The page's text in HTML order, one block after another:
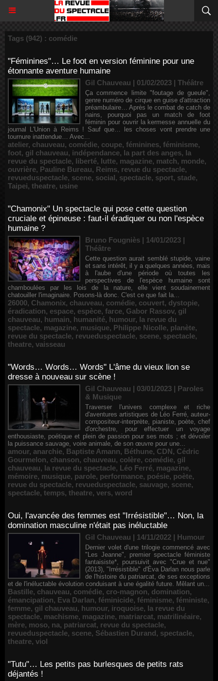
Tags (942) : comédie
"Féminines"… Le foot en version féminine pour une
étonnante aventure humaine
Gil Chauveau | 01/02/2023 | Théâtre
Ça commence limite "foutage de gueule",
genre numéro de cirque en guise d'attraction
préambulaire… Après le combat de catch de
nains, pourquoi pas un match de foot
féminin pour ouvrir la kermesse annuelle du
journal L'Union à Reims ! Sauf que… les choses vont prendre une
tournure inattendue… Avec...
atelier, chauveau, comédie, coupe, féminines, féminisme,
foot, gil chauveau, indépendance, la part des anges, la
revue du spectacle, liberté, lutte, magazine, match, monde,
ouvrière, Pauline Bureau, Reims, revue du spectacle,
revueduspectacle, scene, social, spectacle, sport, stade,
Taipei, theatre, usine
"Chamonix" Un spectacle qui pose cette question
cruciale et épineuse : faut-il éradiquer ou non l'espèce
humaine ?
Bruno Fougniès | 14/01/2023 |
Théâtre
Cette question aurait semblé stupide, vaine
et sans intérêt, il y a quelques années, mais
à l'aube d'une période où toutes les
perspectives de l'espèce humaine sont
chamboulées par les lois de la nature, elle vient soudainement
chatouiller l'imaginaire. Posons-là donc. C'est ce que fait la...
26000, Chamonix, chauveau, comédie, couvert, dystopie,
éradication, espace, espèce, farce, Gabor Rassov, gil
chauveau, humain, humanité, humour, la revue du
spectacle, magazine, musique, Philippe Nicolle, planète,
revue du spectacle, revueduspectacle, scene, spectacle,
theatre, vaisseau
"Words… Words… Words" L'âme du vieux lion se
dresse à nouveau sur scène !
Gil Chauveau | 03/01/2023 | Paroles
& Musique
Traverser l'univers complexe et riche
d'aventures artistiques de Léo Ferré, auteur-
compositeur-interprète, pianiste, poète, chef
d'orchestre, pour effectuer un voyage
enthousiaste, poétique et plein de passion pour ses mots ; et dévoiler
la puissance sauvage, voire animale, de son œuvre pour une...
amour, anarchie, Baptiste Amann, Béthune, CDN, Cédric
Gourmelon, chanson, chauveau, colère, comédie, gil
chauveau, la revue du spectacle, Léo Ferré, magazine,
mémoire, musique, parole, performance, poésie, poète,
revue du spectacle, revueduspectacle, sauvage, scene,
spectacle, temps, theatre, vers, word
Oui, l'avancée des femmes est "Irrésistible"… Non, la
domination masculine n'était pas inéluctable
Gil Chauveau | 14/11/2022 | Humour
Dernier volet d'une trilogie commencé avec
"Les Jeanne", premier spectacle féministe
fantaisiste*, poursuivit avec "Crue et nue"
(2013), "Irrésistible" d'Éva Darlan nous parle
de l'histoire du patriarcat, de ses exceptions
et de l'inéluctable évolution conduisant à une égalité future. Mêlant un...
Bastille, chauveau, comédie, cro-magnon, domination,
émancipation, Eva Darlan, féminicide, féminisme, féministe,
femme, gil chauveau, humour, iroquoise, la revue du
spectacle, machisme, magazine, matriarcat, matrilinéaire,
mère, moso, na, patriarcat, revue du spectacle,
revueduspectacle, scene, Sébastien Durand, spectacle,
theatre, viol
"Tutu"… Les petits pas burlesques de petits rats
déjantés !